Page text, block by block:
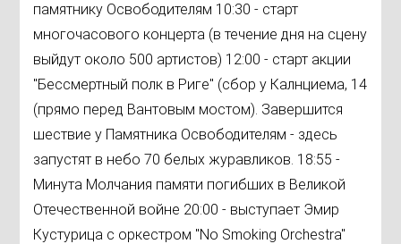
памятнику Освободителям 10:30 - старт
многочасового концерта (в течение дня на сцену
выйдут около 500 артистов) 12:00 - старт акции
"Бессмертный полк в Риге" (сбор у Калнциема, 14
(прямо перед Вантовым мостом). Завершится
шествие у Памятника Освободителям - здесь
запустят в небо 70 белых журавликов. 18:55 -
Минута Молчания памяти погибших в Великой
Отечественной войне 20:00 - выступает Эмир
Кустурица с оркестром "No Smoking Orchestra"